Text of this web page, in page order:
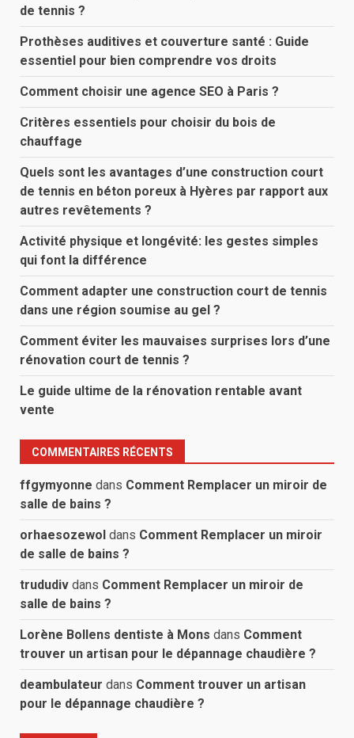
de tennis ?
Prothèses auditives et couverture santé : Guide
essentiel pour bien comprendre vos droits
Comment choisir une agence SEO à Paris ?
Critères essentiels pour choisir du bois de
chauffage
Quels sont les avantages d’une construction court
de tennis en béton poreux à Hyères par rapport aux
autres revêtements ?
Activité physique et longévité: les gestes simples
qui font la différence
Comment adapter une construction court de tennis
dans une région soumise au gel ?
Comment éviter les mauvaises surprises lors d’une
rénovation court de tennis ?
Le guide ultime de la rénovation rentable avant
vente
COMMENTAIRES RÉCENTS
ffgymyonne dans Comment Remplacer un miroir de
salle de bains ?
orhaesozewol dans Comment Remplacer un miroir
de salle de bains ?
trududiv dans Comment Remplacer un miroir de
salle de bains ?
Lorène Bollens dentiste à Mons dans Comment
trouver un artisan pour le dépannage chaudière ?
deambulateur dans Comment trouver un artisan
pour le dépannage chaudière ?